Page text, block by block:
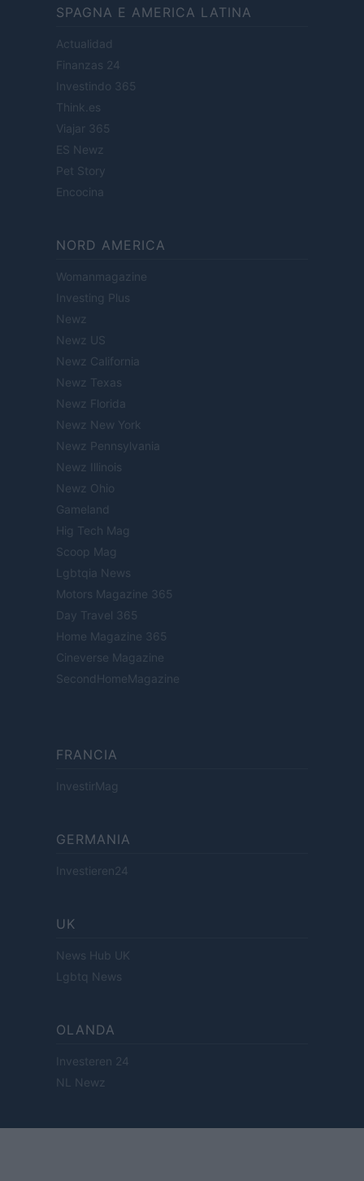
SPAGNA E AMERICA LATINA
Actualidad
Finanzas 24
Investindo 365
Think.es
Viajar 365
ES Newz
Pet Story
Encocina
NORD AMERICA
Womanmagazine
Investing Plus
Newz
Newz US
Newz California
Newz Texas
Newz Florida
Newz New York
Newz Pennsylvania
Newz Illinois
Newz Ohio
Gameland
Hig Tech Mag
Scoop Mag
Lgbtqia News
Motors Magazine 365
Day Travel 365
Home Magazine 365
Cineverse Magazine
SecondHomeMagazine
FRANCIA
InvestirMag
GERMANIA
Investieren24
UK
News Hub UK
Lgbtq News
OLANDA
Investeren 24
NL Newz